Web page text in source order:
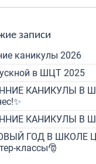
записи
каникулы 2026
в ШЦТ 2025
КАНИКУЛЫ В
КАНИКУЛЫ В
ГОД В ШКОЛЕ
классы🎅